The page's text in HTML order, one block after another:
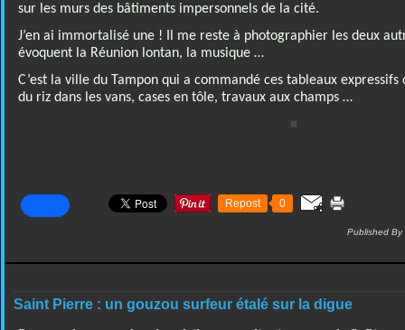
sur les murs des bâtiments impersonnels de la cité.
J’en ai immortalisé une ! Il me reste à photographier les deux
évoquent la Réunion lontan, la musique …
C’est la ville du Tampon qui a commandé ces tableaux
du riz dans les vans, cases en tôle, travaux aux champs …
Repost 0
Published By
Saint Pierre : un gouzou surfeur étalé sur la digue